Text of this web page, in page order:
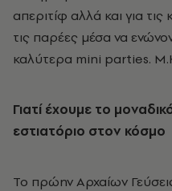
απεριτίφ αλλά και για
τις παρέες μέσα να
καλύτερα mini parties.
Γιατί έχουμε το
εστιατόριο στον κόσμο
Το πρώην Αρχαίων